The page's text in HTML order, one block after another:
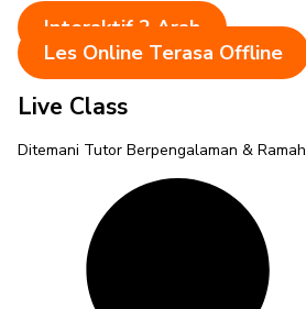
Interaktif 2 Arah
Les Online Terasa Offline
Live Class
Ditemani Tutor Berpengalaman & Ramah